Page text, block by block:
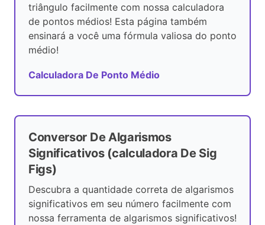
triângulo facilmente com nossa calculadora
de pontos médios! Esta página também
ensinará a você uma fórmula valiosa do ponto
médio!
Calculadora De Ponto Médio
Conversor De Algarismos
Significativos (calculadora De Sig
Figs)
Descubra a quantidade correta de algarismos
significativos em seu número facilmente com
nossa ferramenta de algarismos significativos!